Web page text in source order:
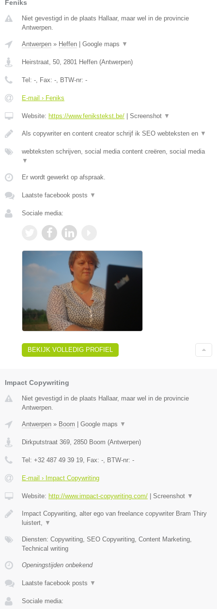
Feniks
Niet gevestigd in de plaats Hallaar, maar wel in de provincie
Antwerpen.
Antwerpen » Heffen | Google maps ▼
Heirstraat, 50 2801 Heffen (Antwerpen)
Tel: - , Fax: - , BTW-nr: -
E-mail › Feniks
Website: https://www.fenikstekst.be/ | Screenshot ▼
Als copywriter en content creator schrijf ik SEO webteksten en ▼
webteksten schrijven, social media content creëren, social media
▼
Er wordt gewerkt op afspraak.
Laatste facebook posts ▼
Sociale media:
BEKIJK VOLLEDIG PROFIEL
Impact Copywriting
Niet gevestigd in de plaats Hallaar, maar wel in de provincie
Antwerpen.
Antwerpen » Boom Google maps ▼
Dirkputstraat 369, 2850 Boom (Antwerpen)
Tel: +32 487 49 39 19, Fax: -, BTW-nr: -
E-mail › Impact Copywriting
Website: http://www.impact-copywriting.com/ Screenshot ▼
Impact Copywriting, alter ego van freelance copywriter Bram Thiry
luistert, ▼
Diensten: Copywriting, SEO Copywriting, Content Marketing,
Technical writing
Openingstijden onbekend
Laatste facebook posts ▼
Sociale media: